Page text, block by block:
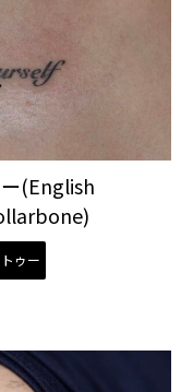
(English
ゥー